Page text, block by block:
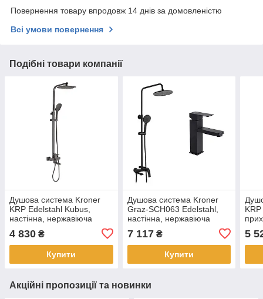
Повернення товару впродовж 14 днів за домовленістю
Всі умови повернення
Подібні товари компанії
Душова система Kroner
KRP Edelstahl Kubus,
настінна, нержавіюча
4 830 ₴
Купити
Душова система Kroner
Graz-SCH063 Edelstahl,
настінна, нержавіюча
7 117₴
Купити
5
Акційні пропозиції та новинки